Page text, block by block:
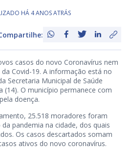
HÁ 4 ANOS ATRÁS
casos do novo Coronavírus nem
Covid-19. A informação está no
Secretaria Municipal de Saúde
(14). O município permanece com
doença.
25.518 moradores foram
pandemia na cidade, dos quais
Os casos descartados somam
ativos do novo coronavírus.